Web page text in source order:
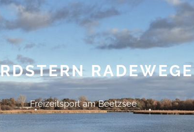
RADEWEGE
Freizeitsport am Beetzsee